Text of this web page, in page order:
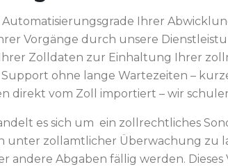
Ihrer
Vorgänge durch unsere
Zolldaten zur Einhaltung Ihrer
ohne lange Wartezeiten –
direkt vom Zoll importiert – wir
es sich um ein zollrechtliches
unter zollamtlicher Überwachung zu
andere Abgaben fällig werden.